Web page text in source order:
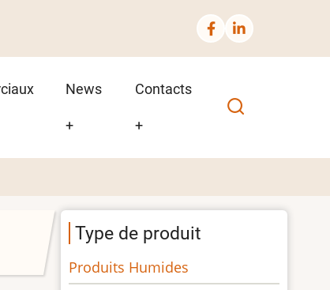
News
+
Contacts
+
Type de produit
Produits Humides